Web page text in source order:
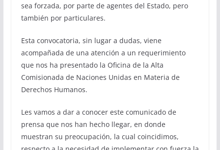
sea forzada, por parte de agentes del Estado, pero
también por particulares.
Esta convocatoria, sin lugar a dudas, viene
acompañada de una atención a un requerimiento
que nos ha presentado la Oficina de la Alta
Comisionada de Naciones Unidas en Materia de
Derechos Humanos.
Les vamos a dar a conocer este comunicado de
prensa que nos han hecho llegar, en donde
muestran su preocupación, la cual coincidimos,